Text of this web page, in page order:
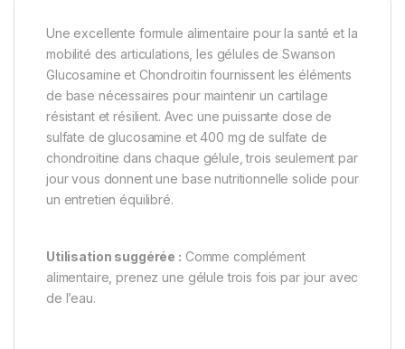
Une excellente formule alimentaire pour la santé et la
mobilité des articulations, les gélules de Swanson
Glucosamine et Chondroitin fournissent les éléments
de base nécessaires pour maintenir un cartilage
résistant et résilient. Avec une puissante dose de
sulfate de glucosamine et 400 mg de sulfate de
chondroitine dans chaque gélule, trois seulement par
jour vous donnent une base nutritionnelle solide pour
un entretien équilibré.
Utilisation suggérée : Comme complément
alimentaire, prenez une gélule trois fois par jour avec
de l’eau.